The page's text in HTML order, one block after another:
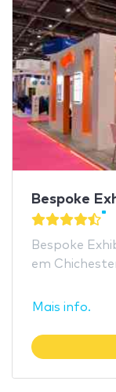
Bespoke
Bespoke
em
Mais info.